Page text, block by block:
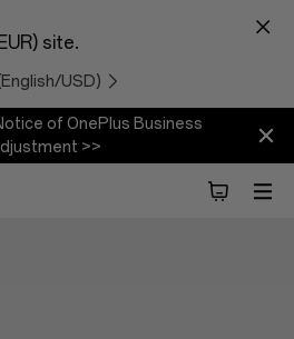
site.
USD)
of OnePlus Business
>>